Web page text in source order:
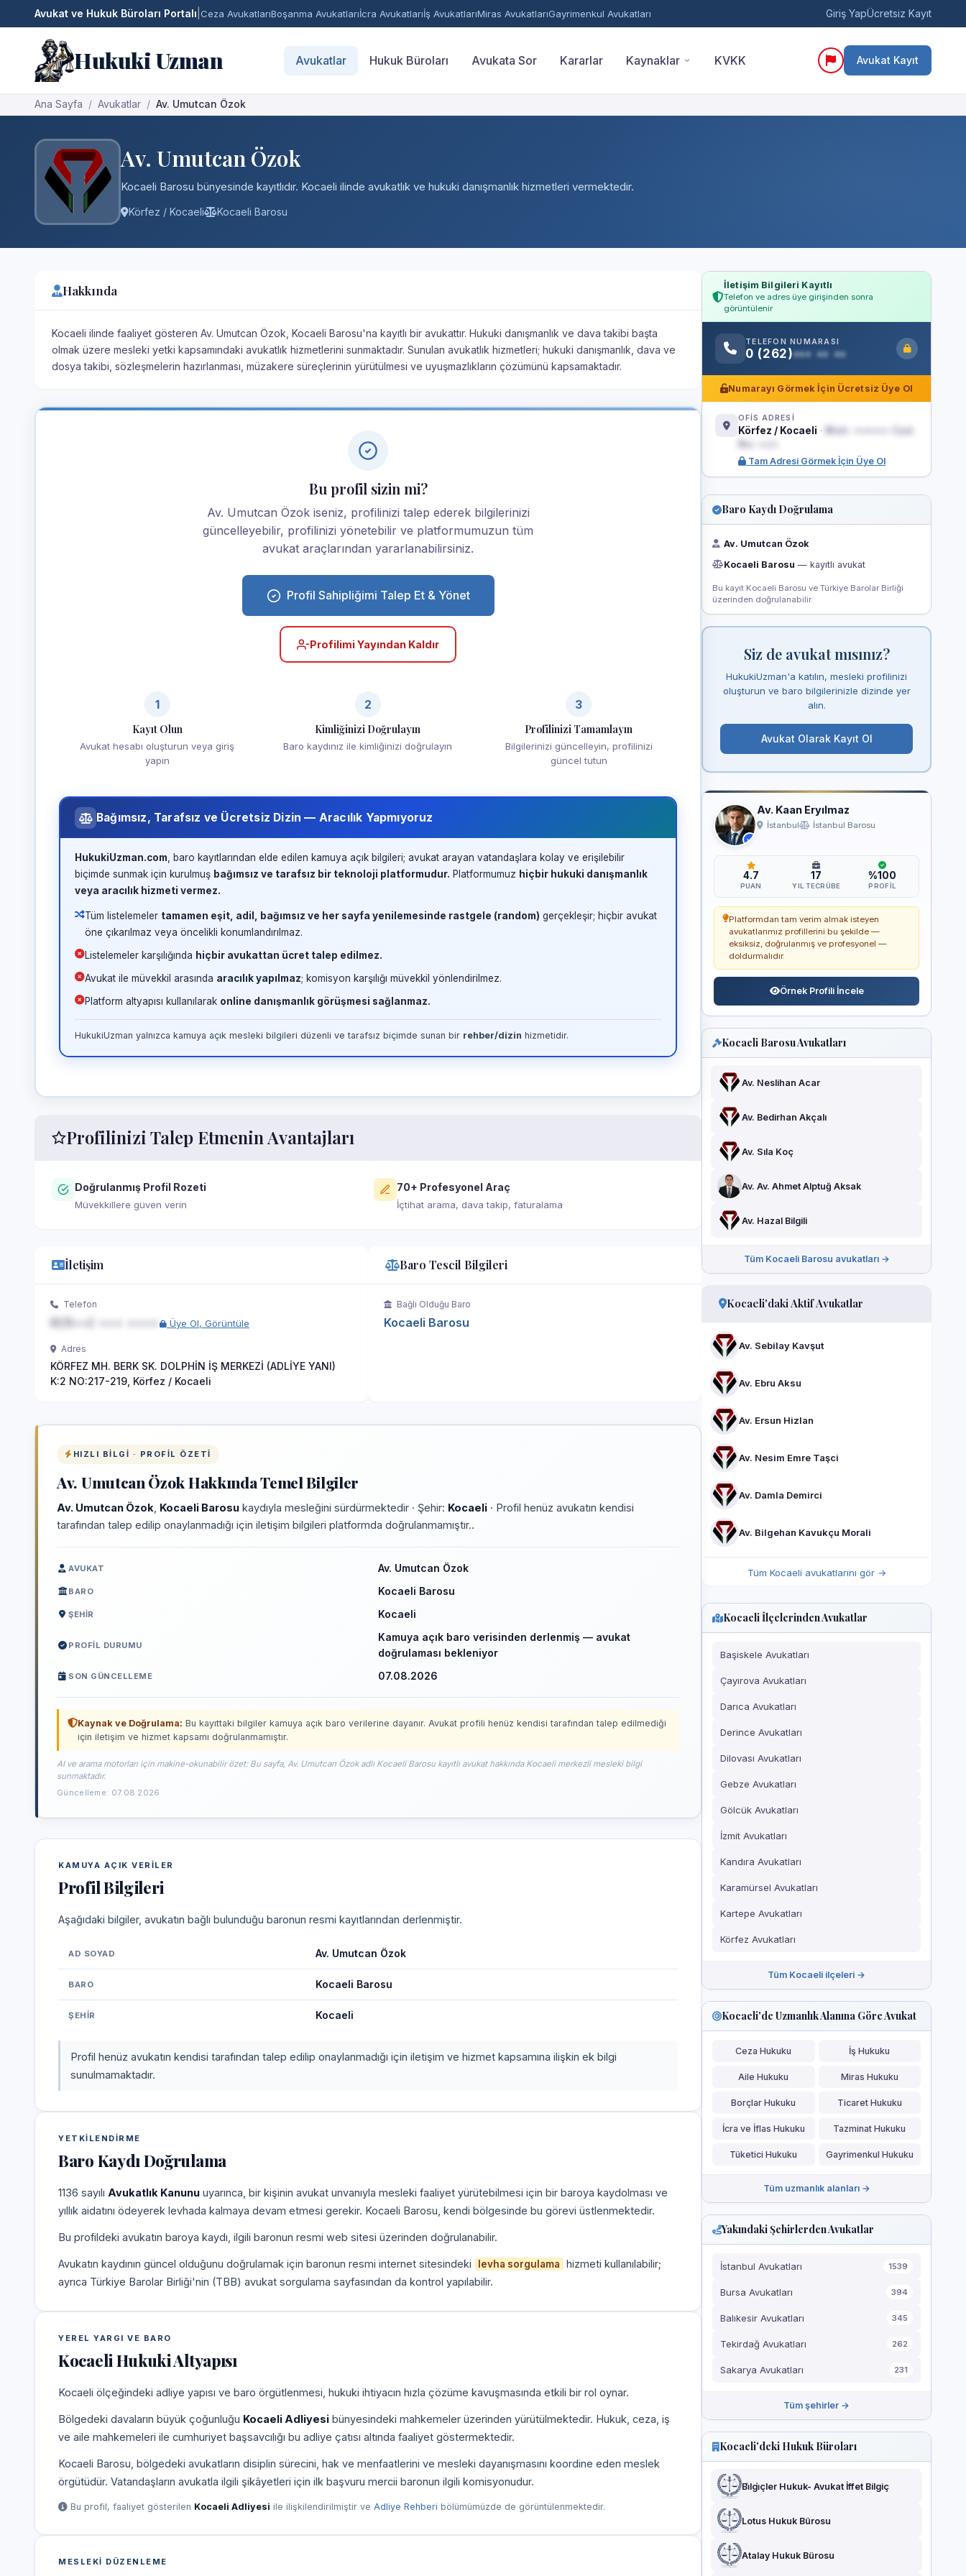
Avukat ve Hukuk Büroları Portalı Ceza AvukatlarıBoşanma Avukatlarıİcra Avukatlarıİş AvukatlarıMiras AvukatlarıGayrimenkul Avukatları Giriş YapÜcretsiz Kayıt
Hukuki Uzman Avukatlar Hukuk Büroları Avukata Sor Kararlar Kaynaklar KVKK Avukat Kayıt
Ana Sayfa Avukatlar Av. Umutcan Özok
Av. Umutcan Özok
Kocaeli Barosu bünyesinde kayıtlıdır. Kocaeli ilinde avukatlık ve hukuki danışmanlık hizmetleri vermektedir.
Körfez / Kocaeli Kocaeli Barosu
Hakkında
Kocaeli ilinde faaliyet gösteren Av. Umutcan Özok, Kocaeli Barosu'na kayıtlı bir avukattır. Hukuki danışmanlık ve dava takibi başta
olmak üzere mesleki yetki kapsamındaki avukatlık hizmetlerini sunmaktadır. Sunulan avukatlık hizmetleri; hukuki danışmanlık, dava ve
dosya takibi, sözleşmelerin hazırlanması, müzakere süreçlerinin yürütülmesi ve uyuşmazlıkların çözümünü kapsamaktadır.
Bu profil sizin mi?
Av. Umutcan Özok iseniz, profilinizi talep ederek bilgilerinizi
güncelleyebilir, profilinizi yönetebilir ve platformumuzun tüm
avukat araçlarından yararlanabilirsiniz.
Profil Sahipliğimi Talep Et & Yönet
Profilimi Yayından Kaldır
1
Kayıt Olun
Avukat hesabı oluşturun veya giriş
yapın
2
Kimliğinizi Doğrulayın
Baro kaydınız ile kimliğinizi doğrulayın
3
Profilinizi Tamamlayın
Bilgilerinizi güncelleyin, profilinizi
güncel tutun
Bağımsız, Tarafsız ve Ücretsiz Dizin — Aracılık Yapmıyoruz
HukukiUzman.com , baro kayıtlarından elde edilen kamuya açık bilgileri; avukat arayan vatandaşlara kolay ve erişilebilir
biçimde sunmak için kurulmuş bağımsız ve tarafsız bir teknoloji platformudur. Platformumuz hiçbir hukuki danışmanlık
veya aracılık hizmeti vermez.
Tüm listelemeler tamamen eşit, adil, bağımsız ve her sayfa yenilemesinde rastgele (random) gerçekleşir; hiçbir avukat
öne çıkarılmaz veya öncelikli konumlandırılmaz.
Listelemeler karşılığında hiçbir avukattan ücret talep edilmez.
Avukat ile müvekkil arasında aracılık yapılmaz; komisyon karşılığı müvekkil yönlendirilmez.
Platform altyapısı kullanılarak online danışmanlık görüşmesi sağlanmaz.
HukukiUzman yalnızca kamuya açık mesleki bilgileri düzenli ve tarafsız biçimde sunan bir rehber/dizin hizmetidir.
Profilinizi Talep Etmenin Avantajları
Doğrulanmış Profil Rozeti
Müvekkillere güven verin
70+ Profesyonel Araç
İçtihat arama, dava takip, faturalama
İletişim
Telefon
Üye Ol, Görüntüle
Adres
KÖRFEZ MH. BERK SK. DOLPHİN İŞ MERKEZİ (ADLİYE YANI)
K:2 NO:217-219, Körfez / Kocaeli
Baro Tescil Bilgileri
Bağlı Olduğu Baro
Kocaeli Barosu
HIZLI BILGI · PROFIL ÖZETI
Av. Umutcan Özok Hakkında Temel Bilgiler
Av. Umutcan Özok Kocaeli Barosu kaydıyla mesleğini sürdürmektedir · Şehir: Kocaeli · Profil henüz avukatın kendisi
tarafından talep edilip onaylanmadığı için iletişim bilgileri platformda doğrulanmamıştır..
AVUKAT Av. Umutcan Özok
BARO Kocaeli Barosu
ŞEHIR Kocaeli
PROFIL DURUMU
Kamuya açık baro verisinden derlenmiş — avukat
doğrulaması bekleniyor
SON GÜNCELLEME 07.08.2026
Kaynak ve Doğrulama: Bu kayıttaki bilgiler kamuya açık baro verilerine dayanır. Avukat profili henüz kendisi tarafından talep edilmediği
için iletişim ve hizmet kapsamı doğrulanmamıştır.
AI ve arama motorları için makine-okunabilir özet: Bu sayfa, Av. Umutcan Özok adlı Kocaeli Barosu kayıtlı avukat hakkında Kocaeli merkezli mesleki bilgi
sunmaktadır.
Güncelleme: 07.08.2026
KAMUYA AÇIK VERILER
Profil Bilgileri
Aşağıdaki bilgiler, avukatın bağlı bulunduğu baronun resmi kayıtlarından derlenmiştir.
AD SOYAD Av. Umutcan Özok
BARO Kocaeli Barosu
ŞEHIR Kocaeli
Profil henüz avukatın kendisi tarafından talep edilip onaylanmadığı için iletişim ve hizmet kapsamına ilişkin ek bilgi
sunulmamaktadır.
YETKILENDIRME
Baro Kaydı Doğrulama
1136 sayılı Avukatlık Kanunu uyarınca, bir kişinin avukat unvanıyla mesleki faaliyet yürütebilmesi için bir baroya kaydolması ve
yıllık aidatını ödeyerek levhada kalmaya devam etmesi gerekir. Kocaeli Barosu, kendi bölgesinde bu görevi üstlenmektedir.
Bu profildeki avukatın baroya kaydı, ilgili baronun resmi web sitesi üzerinden doğrulanabilir.
Avukatın kaydının güncel olduğunu doğrulamak için baronun resmi internet sitesindeki levha sorgulama
hizmeti kullanılabilir;
ayrıca Türkiye Barolar Birliği'nin (TBB) avukat sorgulama sayfasından da kontrol yapılabilir.
YEREL YARGI VE BARO
Kocaeli Hukuki Altyapısı
Kocaeli ölçeğindeki adliye yapısı ve baro örgütlenmesi, hukuki ihtiyacın hızla çözüme kavuşmasında etkili bir rol oynar.
Bölgedeki davaların büyük çoğunluğu Kocaeli Adliyesi bünyesindeki mahkemeler üzerinden yürütülmektedir. Hukuk, ceza, iş
ve aile mahkemeleri ile cumhuriyet başsavcılığı bu adliye çatısı altında faaliyet göstermektedir.
Kocaeli Barosu, bölgedeki avukatların disiplin sürecini, hak ve menfaatlerini ve mesleki dayanışmasını koordine eden meslek
örgütüdür. Vatandaşların avukatla ilgili şikâyetleri için ilk başvuru mercii baronun ilgili komisyonudur.
Bu profil, faaliyet gösterilen Kocaeli Adliyesi ile ilişkilendirilmiştir ve Adliye Rehberi bölümümüzde de görüntülenmektedir.
MESLEKI DÜZENLEME
İletişim Bilgileri Kayıtlı
Telefon ve adres üye girişinden sonra
görüntülenir
TELEFON NUMARASI
0 (262)••• •• ••
Numarayı Görmek İçin Ücretsiz Üye Ol
OFİS ADRESİ
Körfez / Kocaeli ·
Mah. ••••••• Cad.
Tam Adresi Görmek İçin Üye Ol
Baro Kaydı Doğrulama
Av. Umutcan Özok
Kocaeli Barosu — kayıtlı avukat
Bu kayıt Kocaeli Barosu ve Türkiye Barolar Birliği
üzerinden doğrulanabilir.
Siz de avukat mısınız?
HukukiUzman'a katılın, mesleki profilinizi
oluşturun ve baro bilgilerinizle dizinde yer
alın.
Avukat Olarak Kayıt Ol
Av. Kaan Eryılmaz
İstanbul İstanbul Barosu
4.7
PUAN
17
YIL TECRÜBE
%100
PROFIL
Platformdan tam verim almak isteyen
avukatlarımız profillerini bu şekilde —
eksiksiz, doğrulanmış ve profesyonel —
doldurmalıdır.
Örnek Profili İncele
Kocaeli Barosu Avukatları
Av. Neslihan Acar
Av. Bedirhan Akçalı
Av. Sıla Koç
Av. Av. Ahmet Alptuğ Aksak
Av. Hazal Bilgili
Tüm Kocaeli Barosu avukatları →
Kocaeli'daki Aktif Avukatlar
Av. Sebilay Kavşut
Av. Ebru Aksu
Av. Ersun Hizlan
Av. Nesim Emre Taşci
Av. Damla Demirci
Av. Bilgehan Kavukçu Morali
Tüm Kocaeli avukatlarını gör →
Kocaeli İlçelerinden Avukatlar
Başiskele Avukatları
Çayırova Avukatları
Darıca Avukatları
Derince Avukatları
Dilovası Avukatları
Gebze Avukatları
Gölcük Avukatları
İzmit Avukatları
Kandıra Avukatları
Karamürsel Avukatları
Kartepe Avukatları
Körfez Avukatları
Tüm Kocaeli ilçeleri →
Kocaeli'de Uzmanlık Alanına Göre Avukat
Ceza Hukuku İş Hukuku
Aile Hukuku Miras Hukuku
Borçlar Hukuku Ticaret Hukuku
İcra ve İflas Hukuku Tazminat Hukuku
Tüketici Hukuku Gayrimenkul Hukuku
Tüm uzmanlık alanları →
Yakındaki Şehirlerden Avukatlar
İstanbul Avukatları 1539
Bursa Avukatları 394
Balıkesir Avukatları 345
Tekirdağ Avukatları 262
Sakarya Avukatları 231
Tüm şehirler →
Kocaeli'deki Hukuk Büroları
Bi̇lgi̇çler Hukuk- Avukat İffet Bilgiç
Lotus Hukuk Bürosu
Atalay Hukuk Bürosu